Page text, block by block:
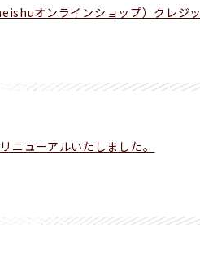
オンラインショップ）クレジッ
ニューアルいたしました。